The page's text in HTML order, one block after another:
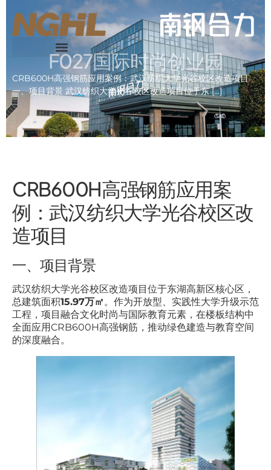
F027国际时尚创业园
CRB600H高强钢筋应用案例：武汉纺织大学光谷校区改造项目
一、项目背景 武汉纺织大学光谷校区改造项目位于东 […]
CRB600H高强钢筋应用案
例：武汉纺织大学光谷校区改
造项目
一、项目背景
武汉纺织大学光谷校区改造项目位于东湖高新区核心区，
总建筑面积15.97万㎡。作为开放型、实践性大学升级示范
工程，项目融合文化时尚与国际教育元素，在楼板结构中
全面应用CRB600H高强钢筋，推动绿色建造与教育空间
的深度融合。